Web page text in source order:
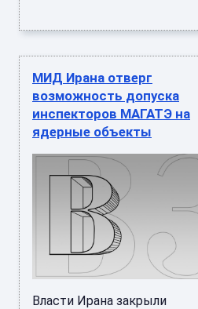
МИД Ирана отверг
возможность допуска
инспекторов МАГАТЭ на
ядерные объекты
Власти Ирана закрыли